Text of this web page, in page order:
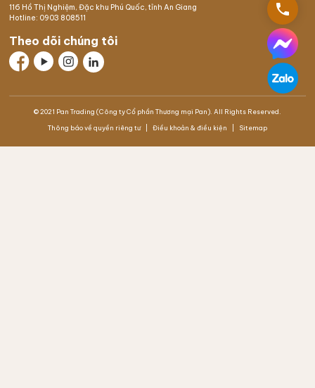
116 Hồ Thị Nghiệm, Đặc khu Phú Quốc, tỉnh An Giang
Hotline: 0903 808511
Theo dõi chúng tôi
© 2021 Pan Trading (Công ty Cổ phần Thương mại Pan). All Rights Reserved.
Thông báo về quyền riêng tư Điều khoản & điều kiện Sitemap
phone